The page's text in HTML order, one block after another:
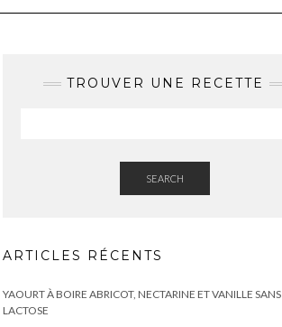
TROUVER UNE RECETTE
SEARCH
ARTICLES RÉCENTS
YAOURT À BOIRE ABRICOT, NECTARINE ET VANILLE SANS
LACTOSE